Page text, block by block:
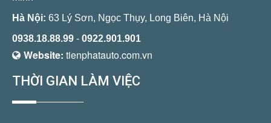
Hà Nội: 63 Lý Sơn, Ngọc Thụy, Long Biên, Hà Nội
0938.18.88.99 - 0922.901.901
Website: tienphatauto.com.vn
THỜI GIAN LÀM VIỆC